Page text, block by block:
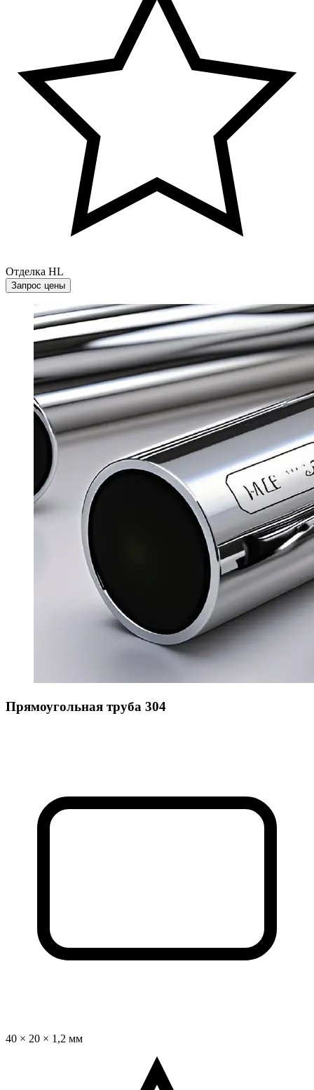
Отделка HL
Запрос цены
Прямоугольная труба 304
40 × 20 × 1,2 мм